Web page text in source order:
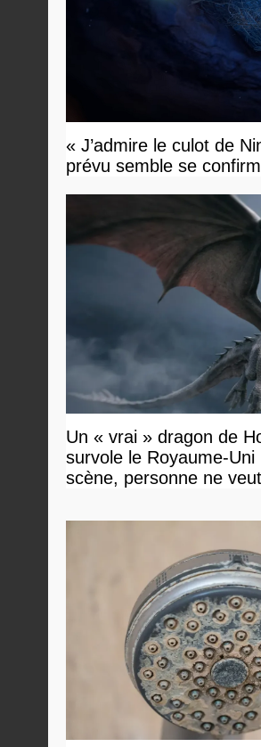
« J’admire le culot de
prévu semble se
Un « vrai » dragon de
survole le Royaume-
scène, personne ne